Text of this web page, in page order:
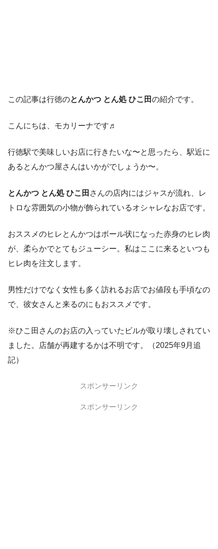
この記事は行徳のとんかつ とん処 ひこ田の紹介です。
こんにちは、モカリーナです♬
行徳駅で美味しいお店に行きたいな〜と思ったら、駅近に
あるとんかつ屋さんはいかがでしょうか〜。
とんかつ とん処 ひこ田 さんの店内にはジャスが流れ、レ
トロな雰囲気の小物が飾られているオシャレなお店です。
おススメのヒレとんかつはボール状になった赤身のヒレ肉
が、柔らかでとてもジューシー。私はここに来るといつも
ヒレ肉を注文します。
男性だけでなく女性も多く訪れるお店でお値段も手頃なの
で、彼女さんと来るのにもおススメです。
※ひこ田さんのお店の入っていたビルが取り壊しされてい
ました。店舗が再建するかは不明です。（2025年9月追
記）
スポンサーリンク
スポンサーリンク